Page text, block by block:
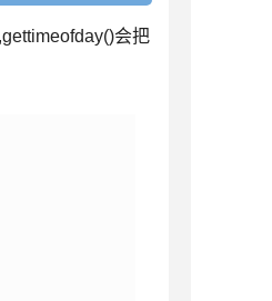
会把